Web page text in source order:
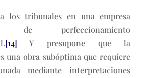
los tribunales en una empresa
de perfeccionamiento
[14] Y presupone que la
una obra subóptima que requiere
mediante interpretaciones